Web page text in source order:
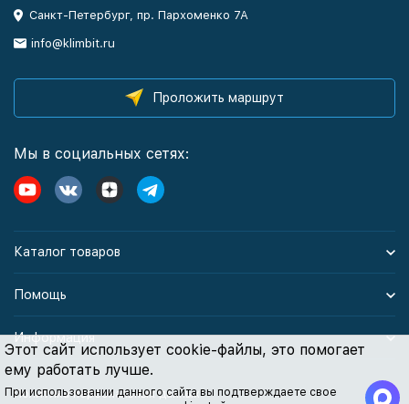
Этот сайт использует cookie-файлы, это помогает
ему работать лучше.
При использовании данного сайта вы подтверждаете свое
Санкт-Петербург, пр. Пархоменко 7А
info@klimbit.ru
Проложить маршрут
Мы в социальных сетях:
Каталог товаров
Помощь
Информация
Политика персональных данных